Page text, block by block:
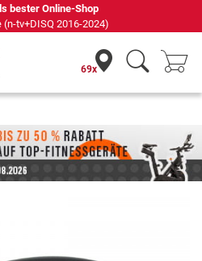
bester Online-Shop
tv+DISQ 2016-2024)
69x